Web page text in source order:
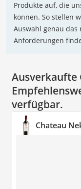
Produkte auf, die
können. So stellen
Auswahl genau
Anforderungen
Ausverkaufte
verfügbar.
Chateau